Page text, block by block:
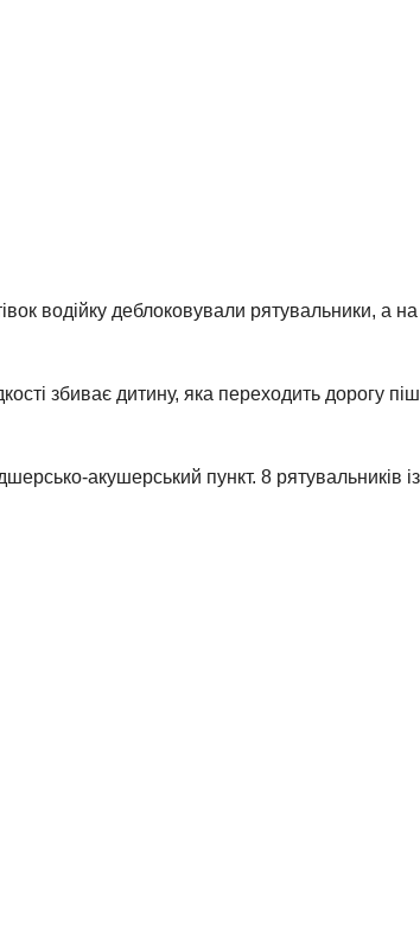
водійку деблоковували рятувальники, а на
збиває дитину, яка переходить дорогу
акушерський пункт. 8 рятувальників